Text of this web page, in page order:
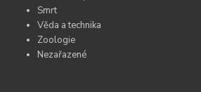
Smrt
Věda a technika
Zoologie
Nezařazené